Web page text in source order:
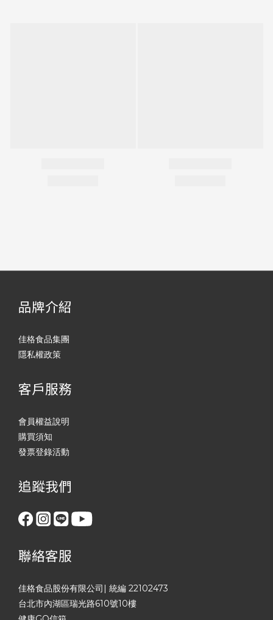
品牌介紹
佳格食品集團
隱私權政策
客戶服務
會員權益說明
購買須知
發票登錄活動
追蹤我們
聯絡客服
佳格食品股份有限公司| 統編 22102473
台北市內湖區瑞光路610號10樓